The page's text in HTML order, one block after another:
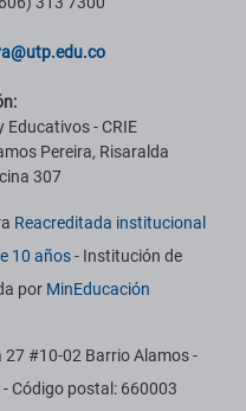
- CRIE
Pereira, Risaralda
307
Reacreditada institucional
10 años- Institución de
por MinEducación
27 #10-02 Barrio Alamos -
Código postal: 660003